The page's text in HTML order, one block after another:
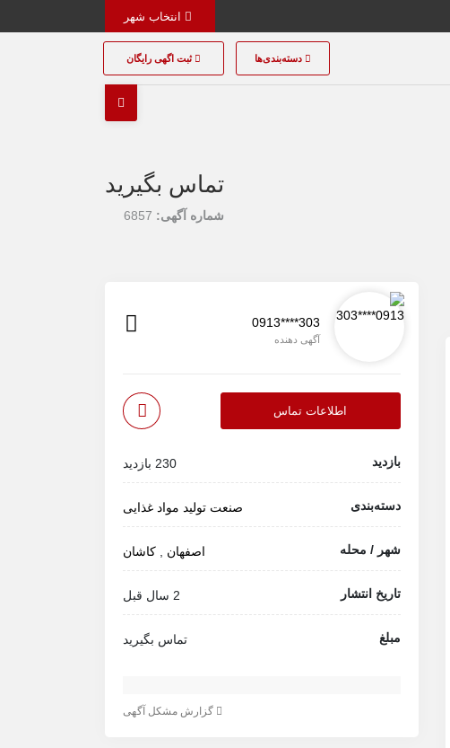
دسته‌بندی‌ها ثبت اگهی رایگان
تماس بگیرید
شماره آگهی: 6857
0913****303
آگهی دهنده
اطلاعات تماس
بازدید 230 بازدید
دسته‌بندی صنعت تولید مواد غذایی
شهر / محله اصفهان کاشان
تاریخ انتشار 2 سال قبل
مبلغ تماس بگیرید
گزارش مشکل آگهی